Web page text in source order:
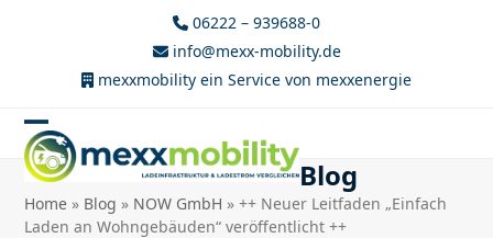
06222 – 939688-0
info@mexx-mobility.de
mexxmobility ein Service von mexxenergie
Blog
Home » Blog » NOW GmbH »++ Neuer Leitfaden „Einfach
Laden an Wohngebäuden“ veröffentlicht ++